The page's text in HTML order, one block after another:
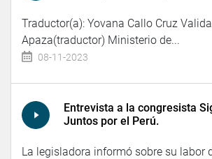
Traductor(a): Yovana Callo Cruz
Apaza(traductor) Ministerio de...
08-11-2023
Entrevista a la congresista
Juntos por el Perú.
La legisladora informó sobre su labor